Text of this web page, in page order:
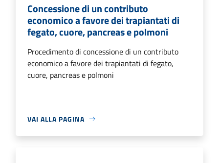
Concessione di un contributo
economico a favore dei trapiantati di
fegato, cuore, pancreas e polmoni
Procedimento di concessione di un contributo
economico a favore dei trapiantati di fegato,
cuore, pancreas e polmoni
VAI ALLA PAGINA